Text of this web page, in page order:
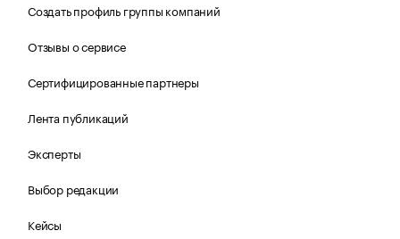
Создать профиль группы компаний
Отзывы о сервисе
Сертифицированные партнеры
Лента публикаций
Эксперты
Выбор редакции
Кейсы